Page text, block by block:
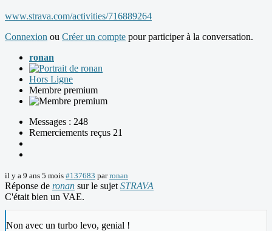
www.strava.com/activities/716889264
Connexion ou Créer un compte pour participer à la conversation.
ronan
Hors Ligne
Membre premium
Messages : 248
Remerciements reçus 21
il y a 9 ans 5 mois #137683 parronan
Réponse de ronan sur le sujet STRAVA
C'était bien un VAE.
Non avec un turbo levo, genial !